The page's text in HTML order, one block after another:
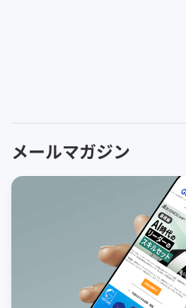
メールマガジン